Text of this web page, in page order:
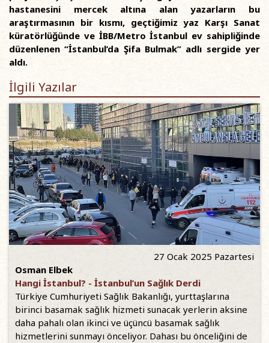
hastanesini mercek altına alan yazarların bu
araştırmasının bir kısmı, geçtiğimiz yaz Karşı Sanat
küratörlüğünde ve İBB/Metro İstanbul ev sahipliğinde
düzenlenen “İstanbul’da Şifa Bulmak” adlı sergide yer
aldı.
İlgili Yazılar
27 Ocak 2025 Pazartesi
Osman Elbek
Hangi İstanbul? - İstanbul’un Sağlık Derdi
Türkiye Cumhuriyeti Sağlık Bakanlığı, yurttaşlarına
birinci basamak sağlık hizmeti sunacak yerlerin aksine
daha pahalı olan ikinci ve üçüncü basamak sağlık
hizmetlerini sunmayı önceliyor. Dahası bu önceliğini de